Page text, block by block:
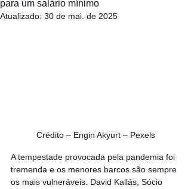
para um salário mínimo
Atualizado: 30 de mai. de 2025
Crédito – Engin Akyurt – Pexels
A tempestade provocada pela pandemia foi
tremenda e os menores barcos são sempre
os mais vulneráveis. David Kallás, Sócio